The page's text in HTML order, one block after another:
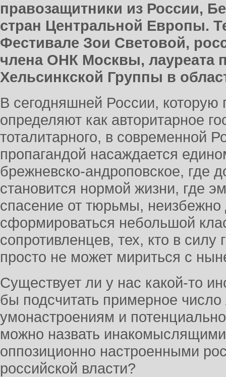
правозащитники из России,
стран Центральной Европы.
Фестивале Зои Световой,
члена ОНК Москвы, лауреата
Хельсинкской Группы в
В сегодняшней России, которую
определяют как авторитарное
тоталитарного, в современной
пропагандой насаждается
брежневско-андроповское, где
становится нормой жизни, где
спасение от тюрьмы,
сформироваться небольшой
сопротивленцев, тех, кто в
просто не может мириться с
Существует ли у нас какой-то
бы подсчитать примерное
умонастроениям и
можно назвать
оппозиционно настроенными
российской власти?